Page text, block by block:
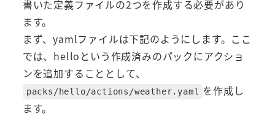
書いた定義ファイルの2つを作成する必要があり
ます。
まず、yamlファイルは下記のようにします。ここ
では、helloという作成済みのパックにアクショ
ンを追加することとして、
packs/hello/actions/weather.yaml
を作成し
ます。